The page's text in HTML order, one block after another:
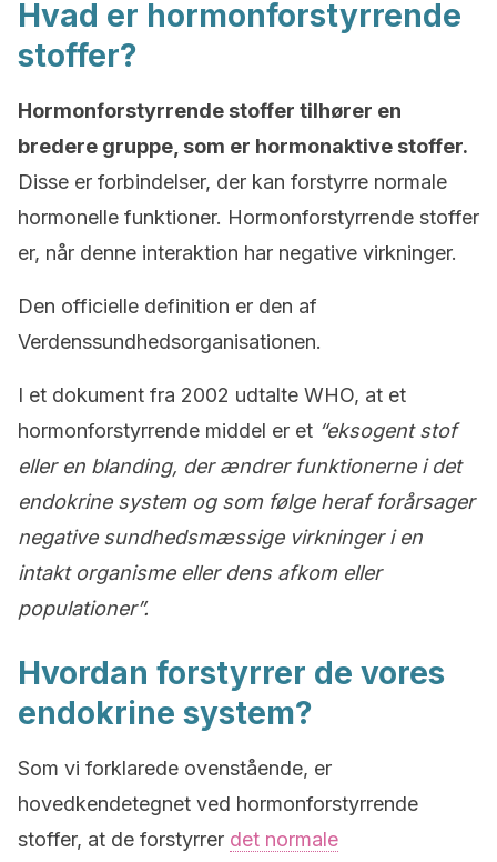
Hvad er hormonforstyrrende
stoffer?
Hormonforstyrrende stoffer tilhører en
bredere gruppe, som er hormonaktive stoffer.
Disse er forbindelser, der kan forstyrre normale
hormonelle funktioner. Hormonforstyrrende stoffer
er, når denne interaktion har negative virkninger.
Den officielle definition er den af
Verdenssundhedsorganisationen.
I et dokument fra 2002 udtalte WHO, at et
hormonforstyrrende middel er et “eksogent stof
eller en blanding, der ændrer funktionerne i det
endokrine system og som følge heraf forårsager
negative sundhedsmæssige virkninger i en
intakt organisme eller dens afkom eller
populationer”.
Hvordan forstyrrer de vores
endokrine system?
Som vi forklarede ovenstående, er
hovedkendetegnet ved hormonforstyrrende
stoffer, at de forstyrrer det normale